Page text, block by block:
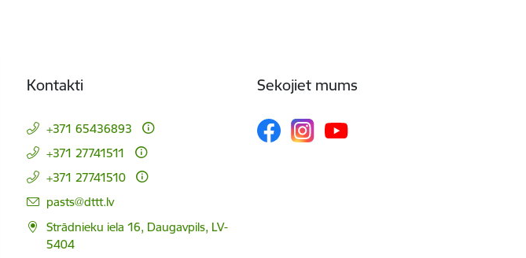
Kontakti
+371 65436893
+371 27741511
+371 27741510
E-pasts:
pasts@dttt.lv
Strādnieku iela 16, Daugavpils, LV-
5404
Sekojiet mums